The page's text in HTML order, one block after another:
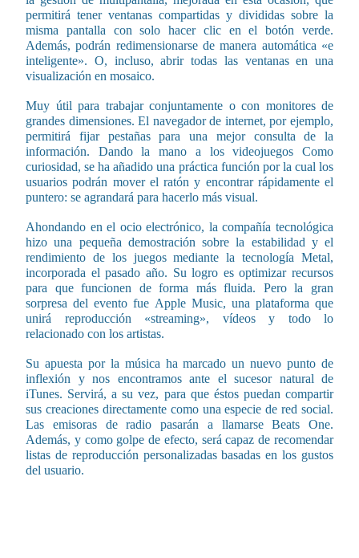
permitirá tener ventanas compartidas y divididas sobre la
misma pantalla con solo hacer clic en el botón verde.
Además, podrán redimensionarse de manera automática «e
inteligente». O, incluso, abrir todas las ventanas en una
visualización en mosaico.
Muy útil para trabajar conjuntamente o con monitores de
grandes dimensiones. El navegador de internet, por ejemplo,
permitirá fijar pestañas para una mejor consulta de la
información. Dando la mano a los videojuegos Como
curiosidad, se ha añadido una práctica función por la cual los
usuarios podrán mover el ratón y encontrar rápidamente el
puntero: se agrandará para hacerlo más visual.
Ahondando en el ocio electrónico, la compañía tecnológica
hizo una pequeña demostración sobre la estabilidad y el
rendimiento de los juegos mediante la tecnología Metal,
incorporada el pasado año. Su logro es optimizar recursos
para que funcionen de forma más fluida. Pero la gran
sorpresa del evento fue Apple Music, una plataforma que
unirá reproducción «streaming», vídeos y todo lo
relacionado con los artistas.
Su apuesta por la música ha marcado un nuevo punto de
inflexión y nos encontramos ante el sucesor natural de
iTunes. Servirá, a su vez, para que éstos puedan compartir
sus creaciones directamente como una especie de red social.
Las emisoras de radio pasarán a llamarse Beats One.
Además, y como golpe de efecto, será capaz de recomendar
listas de reproducción personalizadas basadas en los gustos
del usuario.